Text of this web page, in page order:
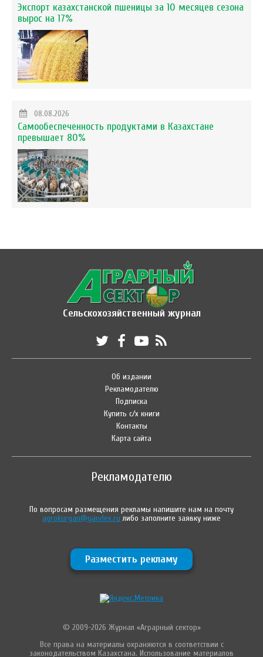
Экспорт казахстанской пшеницы за 10 месяцев сезона
вырос на 17%
08.08.2026
Самообеспеченность продуктами в Казахстане
превышает 80%
Сельскохозяйственный журнал
Об издании
Рекламодателю
Подписка
Купить с/х книги
Контакты
Карта сайта
Рекламодателю
По вопросам размещения рекламы напишите нам на почту
agrokurgan@yandex.ru либо заполните заявку ниже
Разместить рекламу
© 2009-2026 Журнал «Аграрный сектор»
Все права на материалы охраняются в соответствии с
законодательством Казахстана. Использование материалов